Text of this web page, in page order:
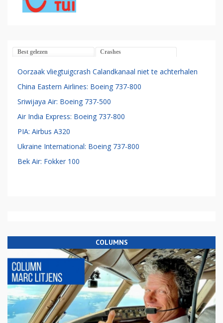
Best gelezen Crashes
Oorzaak vliegtuigcrash Calandkanaal niet te achterhalen
China Eastern Airlines: Boeing 737-800
Sriwijaya Air: Boeing 737-500
Air India Express: Boeing 737-800
PIA: Airbus A320
Ukraine International: Boeing 737-800
Bek Air: Fokker 100
COLUMNS